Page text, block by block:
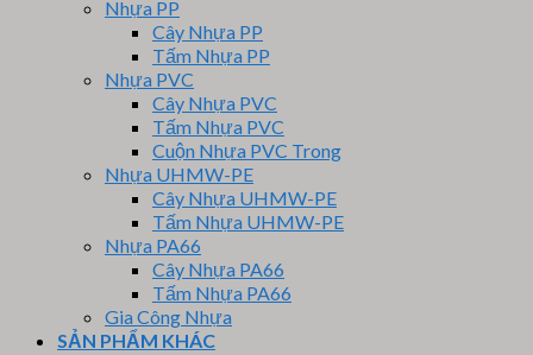
Nhựa PP
Cây Nhựa PP
Tấm Nhựa PP
Nhựa PVC
Cây Nhựa PVC
Tấm Nhựa PVC
Cuộn Nhựa PVC Trong
Nhựa UHMW-PE
Cây Nhựa UHMW-PE
Tấm Nhựa UHMW-PE
Nhựa PA66
Cây Nhựa PA66
Tấm Nhựa PA66
Gia Công Nhựa
SẢN PHẨM KHÁC